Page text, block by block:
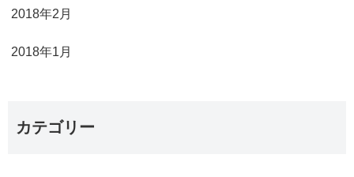
2018年2月
2018年1月
カテゴリー